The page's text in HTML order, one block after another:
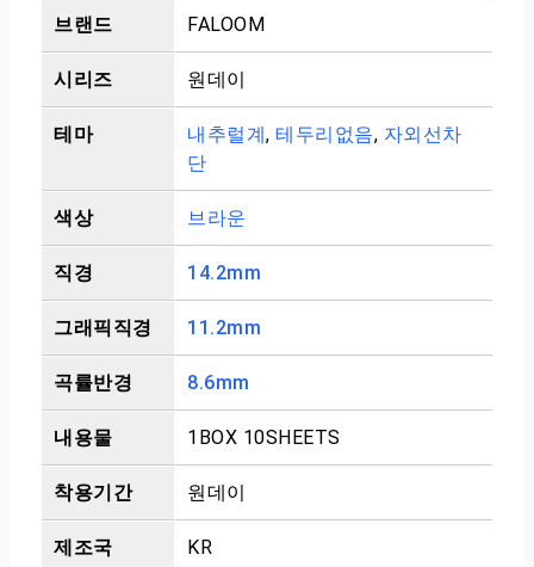
브랜드 FALOOM
시리즈 원데이
테마 내추럴계, 테두리없음, 자외선차
단
색상 브라운
직경 14.2mm
그래픽직경 11.2mm
곡률반경 8.6mm
내용물 1BOX 10SHEETS
착용기간 원데이
제조국 KR